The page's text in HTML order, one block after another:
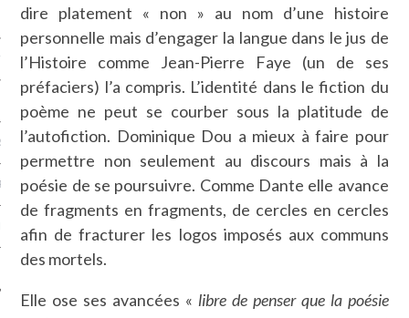
dire platement « non » au nom d’une histoire
personnelle mais d’engager la langue dans le jus de
l’Histoire comme Jean-Pierre Faye (un de ses
préfaciers) l’a compris. L’identité dans le fiction du
poème ne peut se courber sous la platitude de
l’autofiction. Dominique Dou a mieux à faire pour
permettre non seulement au discours mais à la
poésie de se poursuivre. Comme Dante elle avance
de fragments en fragments, de cercles en cercles
afin de fracturer les logos imposés aux communs
des mortels.
Elle ose ses avancées « libre de penser que la poésie